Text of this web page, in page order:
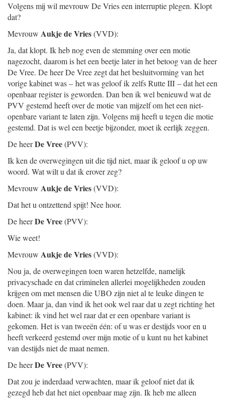
Volgens mij wil mevrouw De Vries een interruptie plegen. Klopt
dat?
Mevrouw Aukje de Vries(VVD):
Ja, dat klopt. Ik heb nog even de stemming over een motie
nagezocht, daarom is het een beetje later in het betoog van de heer
De Vree. De heer De Vree zegt dat het besluitvorming van het
vorige kabinet was – het was geloof ik zelfs Rutte III – dat het een
openbaar register is geworden. Dan ben ik wel benieuwd wat de
PVV gestemd heeft over de motie van mijzelf om het een niet-
openbare variant te laten zijn. Volgens mij heeft u tegen die motie
gestemd. Dat is wel een beetje bijzonder, moet ik eerlijk zeggen.
De heerDe Vree(PVV):
Ik ken de overwegingen uit die tijd niet, maar ik geloof u op uw
woord. Wat wilt u dat ik erover zeg?
Mevrouw Aukje de Vries(VVD):
Dat het u ontzettend spijt! Nee hoor.
De heerDe Vree(PVV):
Wie weet!
Mevrouw Aukje de Vries(VVD):
Nou ja, de overwegingen toen waren hetzelfde, namelijk
privacyschade en dat criminelen allerlei mogelijkheden zouden
krijgen om met mensen die UBO zijn niet al te leuke dingen te
doen. Maar ja, dan vind ik het ook wel raar dat u zegt richting het
kabinet: ik vind het wel raar dat er een openbare variant is
gekomen. Het is van tweeën één: of u was er destijds voor en u
heeft verkeerd gestemd over mijn motie of u kunt nu het kabinet
van destijds niet de maat nemen.
De heerDe Vree(PVV):
Dat zou je inderdaad verwachten, maar ik geloof niet dat ik
gezegd heb dat het niet openbaar mag zijn. Ik heb me alleen